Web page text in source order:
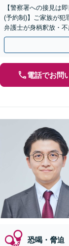
【警察署への接見は
(予約制)】ご家族が犯
弁護士が身柄釈放・
月100名以上の相談実
電話でお問
恐喝・脅迫